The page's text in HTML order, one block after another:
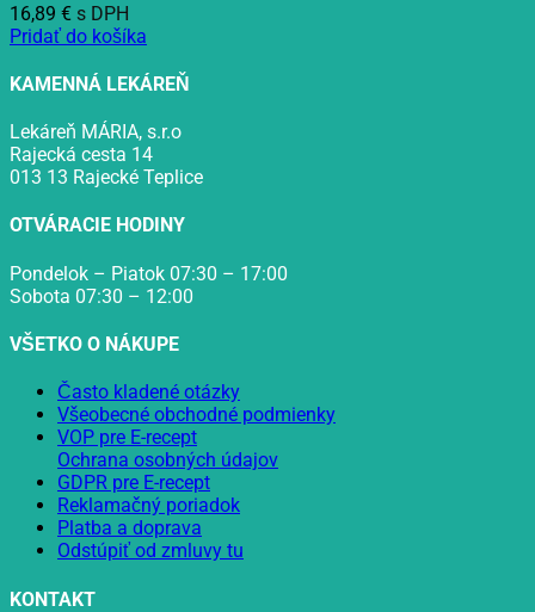
16,89 € s DPH
Pridať do košíka
KAMENNÁ LEKÁREŇ
Lekáreň MÁRIA, s.r.o
Rajecká cesta 14
013 13 Rajecké Teplice
OTVÁRACIE HODINY
Pondelok – Piatok 07:30 – 17:00
Sobota 07:30 – 12:00
VŠETKO O NÁKUPE
Často kladené otázky
Všeobecné obchodné podmienky
VOP pre E-recept
Ochrana osobných údajov
GDPR pre E-recept
Reklamačný poriadok
Platba a doprava
Odstúpiť od zmluvy tu
KONTAKT